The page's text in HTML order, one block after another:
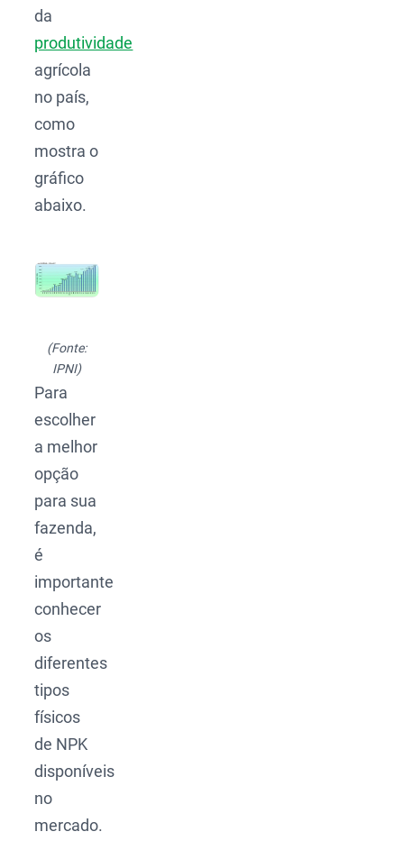
da
produtividade
agrícola
no país,
como
mostra o
gráfico
abaixo.
(Fonte:
IPNI)
Para
escolher
a melhor
opção
para sua
fazenda,
é
importante
conhecer
os
diferentes
tipos
físicos
de NPK
disponíveis
no
mercado.